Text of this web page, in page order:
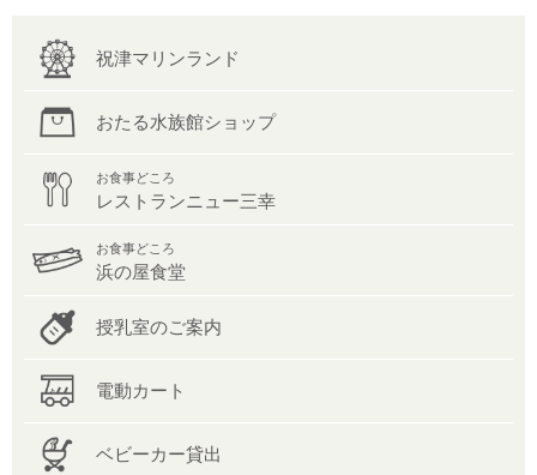
祝津マリンランド
おたる水族館ショップ
お食事どころ
レストランニュー三幸
お食事どころ
浜の屋食堂
授乳室のご案内
電動カート
ベビーカー貸出